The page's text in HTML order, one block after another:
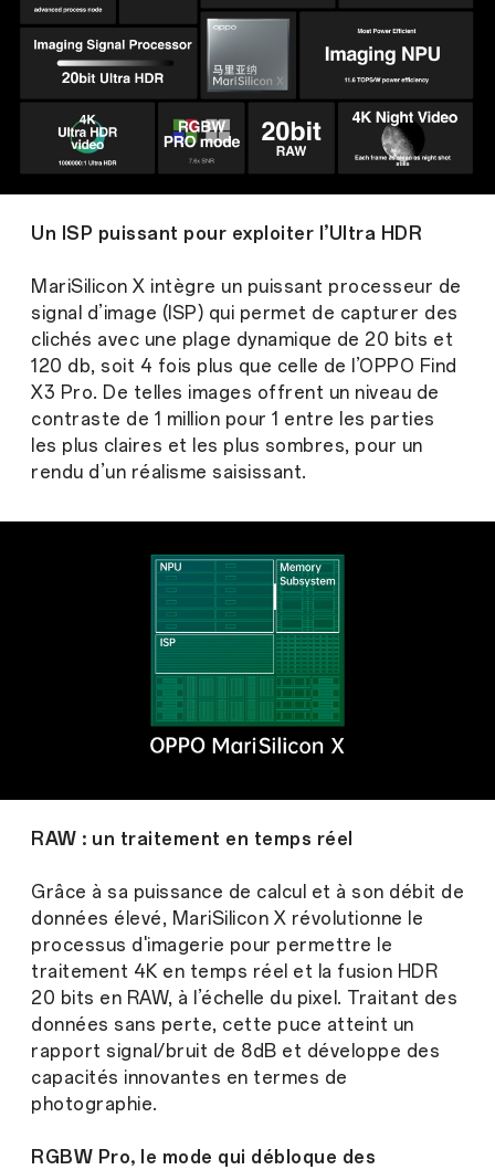
Un ISP puissant pour exploiter l’Ultra HDR
MariSilicon X intègre un puissant processeur de
signal d’image (ISP) qui permet de capturer des
clichés avec une plage dynamique de 20 bits et
120 db, soit 4 fois plus que celle de l’OPPO Find
X3 Pro. De telles images offrent un niveau de
contraste de 1 million pour 1 entre les parties
les plus claires et les plus sombres, pour un
rendu d’un réalisme saisissant.
RAW : un traitement en temps réel
Grâce à sa puissance de calcul et à son débit de
données élevé, MariSilicon X révolutionne le
processus d'imagerie pour permettre le
traitement 4K en temps réel et la fusion HDR
20 bits en RAW, à l’échelle du pixel. Traitant des
données sans perte, cette puce atteint un
rapport signal/bruit de 8dB et développe des
capacités innovantes en termes de
photographie.
RGBW Pro, le mode qui débloque des